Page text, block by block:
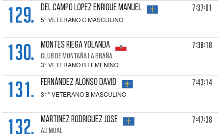
129. DEL CAMPO LOPEZ Enrique Manuel
5° VETERANO C MASCULINO
7:37:01
130. MONTES RIEGA Yolanda
CLUB DE MONTAÑA LA BRAÑA
3° VETERANO B FEMENINO
7:38:18
131. FERNÁNDEZ ALONSO David
31° VETERANO B MASCULINO
7:43:14
132. MARTINEZ RODRIGUEZ Jose
AD MOAL
7:47:38